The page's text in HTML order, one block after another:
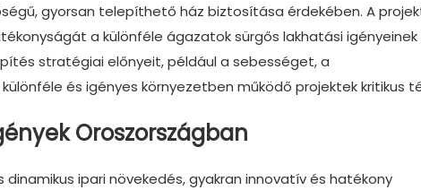
gyorsan telepíthető ház biztosítása érdekében. A
a különféle ágazatok sürgős lakhatási igényeinek
stratégiai előnyeit, például a sebességet, a
és igényes környezetben működő projektek kritikus
Oroszországban
ipari növekedés, gyakran innovatív és hatékony